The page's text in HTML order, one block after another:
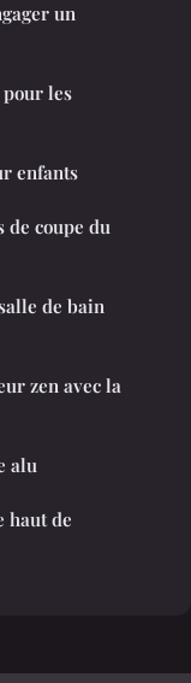
un
les
enfants
de coupe du
de bain
zen avec la
alu
haut de